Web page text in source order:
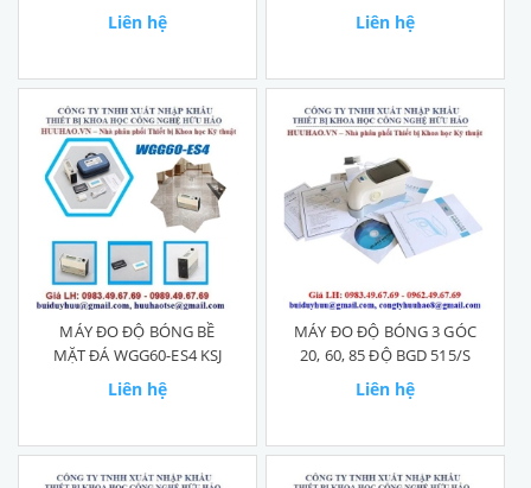
KSJ
Liên hệ Liên hệ
MÁY ĐO ĐỘ BÓNG BỀ
MẶT ĐÁ WGG60-ES4 KSJ
Liên hệ
MÁY ĐO ĐỘ BÓNG 3 GÓC
20, 60, 85 ĐỘ BGD 515/S
Liên hệ